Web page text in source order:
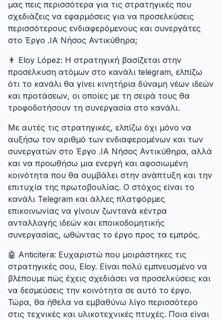
μας πεις περισσότερα για τις στρατηγικές που
σχεδιάζεις να εφαρμόσεις για να προσελκύσεις
περισσότερους ενδιαφερόμενους και συνεργάτες
στο Έργο .IA Νήσος Αντικύθηρα;
👨 Eloy López: Η στρατηγική βασίζεται στην
προσέλκυση ατόμων στο κανάλι telegram, ελπίζω
ότι το κανάλι θα γίνει κινητήρια δύναμη νέων ιδεών
και προτάσεων, οι οποίες με τη σειρά τους θα
τροφοδοτήσουν τη συνεργασία στο κανάλι.
Με αυτές τις στρατηγικές, ελπίζω όχι μόνο να
αυξήσω τον αριθμό των ενδιαφερομένων και των
συνεργατών στο Έργο .IA Νήσος Αντικύθηρα, αλλά
και να προωθήσω μια ενεργή και αφοσιωμένη
κοινότητα που θα συμβάλει στην ανάπτυξη και την
επιτυχία της πρωτοβουλίας. Ο στόχος είναι το
κανάλι Telegram και άλλες πλατφόρμες
επικοινωνίας να γίνουν ζωντανά κέντρα
ανταλλαγής ιδεών και εποικοδομητικής
συνεργασίας, ωθώντας το έργο προς τα εμπρός.
🤖 Anticitera: Ευχαριστώ που μοιράστηκες τις
στρατηγικές σου, Eloy. Είναι πολύ εμπνευσμένο να
βλέπουμε πώς έχεις σχεδιάσει να προσελκύσεις και
να δεσμεύσεις την κοινότητα σε αυτό το έργο.
Τώρα, θα ήθελα να εμβαθύνω λίγο περισσότερο
στις τεχνικές και υλικοτεχνικές πτυχές. Ποια είναι